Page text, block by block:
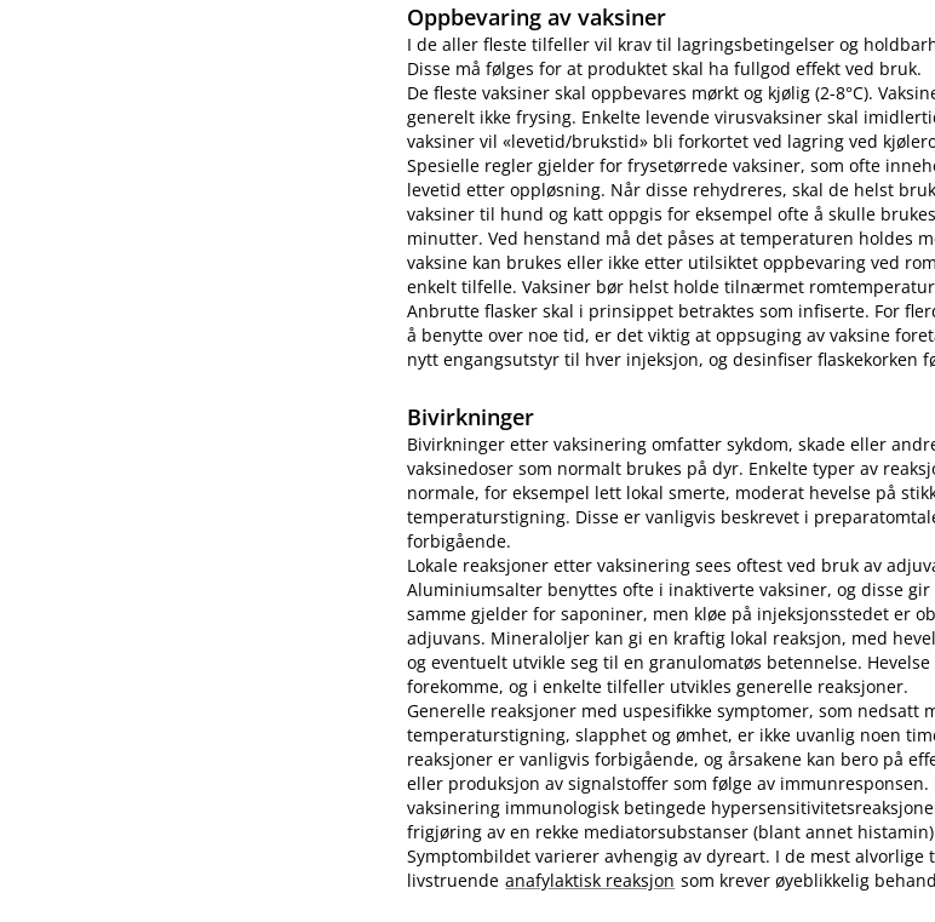
Oppbevaring av vaksiner
I de aller fleste tilfeller vil krav til lagringsbetingelser og
Disse må følges for at produktet skal ha fullgod effekt ved bruk.
De fleste vaksiner skal oppbevares mørkt og kjølig (2-8°C).
generelt ikke frysing. Enkelte levende virusvaksiner skal
vaksiner vil «levetid​/​brukstid» bli forkortet ved lagring ved
Spesielle regler gjelder for frysetørrede vaksiner, som ofte
levetid etter oppløsning. Når disse rehydreres, skal de helst
vaksiner til hund og katt oppgis for eksempel ofte å skulle
minutter. Ved henstand må det påses at temperaturen holdes
vaksine kan brukes eller ikke etter utilsiktet oppbevaring ved
enkelt tilfelle. Vaksiner bør helst holde tilnærmet
Anbrutte flasker skal i prinsippet betraktes som infiserte. For
å benytte over noe tid, er det viktig at oppsuging av vaksine
nytt engangsutstyr til hver injeksjon, og desinfiser flaskekorken
Bivirkninger
Bivirkninger etter vaksinering omfatter sykdom, skade eller
vaksinedoser som normalt brukes på dyr. Enkelte typer av
normale, for eksempel lett lokal smerte, moderat hevelse på
temperaturstigning. Disse er vanligvis beskrevet i
forbigående.
Lokale reaksjoner etter vaksinering sees oftest ved bruk av
Aluminiumsalter benyttes ofte i inaktiverte vaksiner, og disse
samme gjelder for saponiner, men kløe på injeksjonsstedet er
adjuvans. Mineraloljer kan gi en kraftig lokal reaksjon, med
og eventuelt utvikle seg til en granulomatøs betennelse.
forekomme, og i enkelte tilfeller utvikles generelle reaksjoner.
Generelle reaksjoner med uspesifikke symptomer, som nedsatt
temperaturstigning, slapphet og ømhet, er ikke uvanlig noen
reaksjoner er vanligvis forbigående, og årsakene kan bero på
eller produksjon av signalstoffer som følge av
vaksinering immunologisk betingede
frigjøring av en rekke mediatorsubstanser (blant annet
Symptombildet varierer avhengig av dyreart. I de mest
livstruende anafylaktisk reaksjon som krever øyeblikkelig